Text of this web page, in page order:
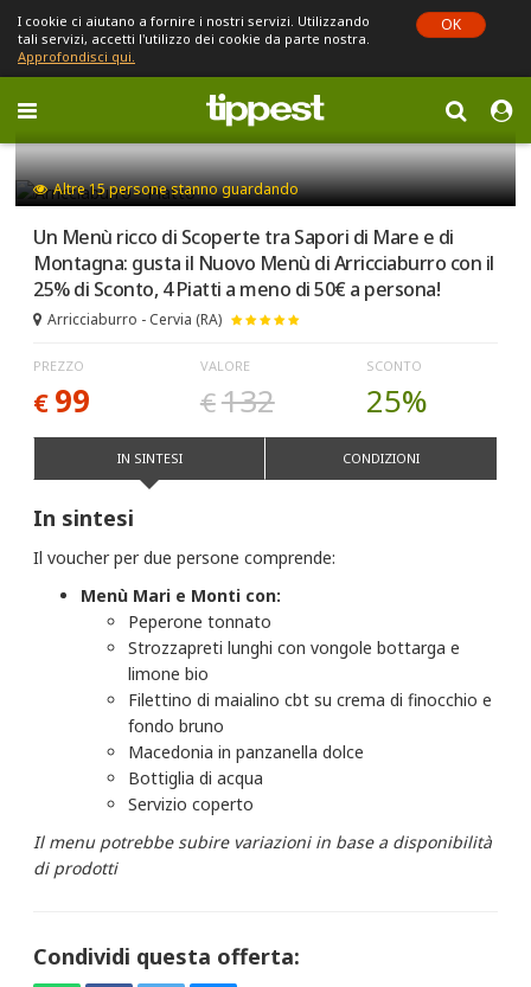
I cookie ci aiutano a fornire i nostri servizi. Utilizzando
tali servizi, accetti l'utilizzo dei cookie da parte nostra.
Approfondisci qui.
OK
Toggle
navigation
Sei in Emilia-Romagna (cambia)
Altre15persone stanno guardando
Un Menù ricco di Scoperte tra Sapori di Mare e di
Montagna: gusta il Nuovo Menù di Arricciaburro con il
25% di Sconto, 4 Piatti a meno di 50€ a persona!
Arricciaburro - Cervia (RA)
PREZZO
€ 99
VALORE
€132
SCONTO
25%
IN SINTESI CONDIZIONI
In sintesi
Il voucher per due persone comprende:
Menù Mari e Monti con:
Peperone tonnato
Strozzapreti lunghi con vongole bottarga e
limone bio
Filettino di maialino cbt su crema di finocchio e
fondo bruno
Macedonia in panzanella dolce
Bottiglia di acqua
Servizio coperto
Il menu potrebbe subire variazioni in base a disponibilità
di prodotti
Condividi questa offerta: